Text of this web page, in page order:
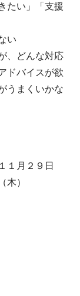
たい」「支援
い
、どんな対応
ドバイスが欲
うまくいかな
１月２９日
木）